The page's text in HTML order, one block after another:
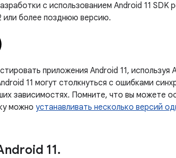
с использованием Android 11 SDK
или более позднюю версию.
приложения Android 11, используя
11 могут столкнуться с ошибками
зависимостях. Помните, что вы можете
можно устанавливать несколько версий
11.